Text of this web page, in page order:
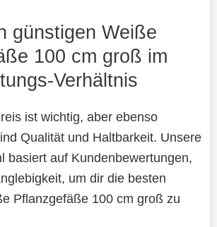
günstigen Weiße
100 cm groß im
Verhältnis
ist wichtig, aber ebenso
Qualität und Haltbarkeit. Unsere
basiert auf Kundenbewertungen,
um dir die besten
Pflanzgefäße 100 cm groß zu